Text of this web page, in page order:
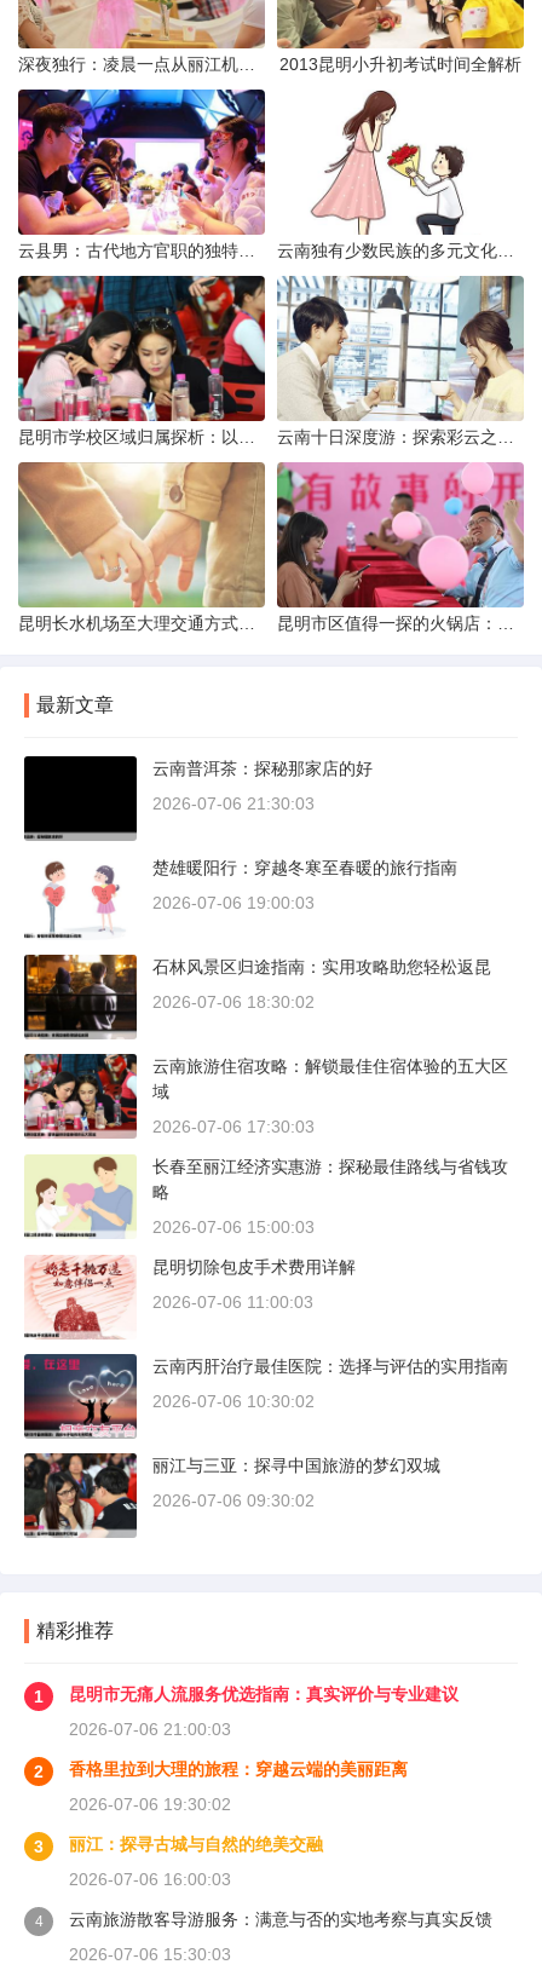
2013昆明小升初考试时间全解析
最新文章
云南普洱茶：探秘那家店的好
2026-07-06 21:30:03
楚雄暖阳行：穿越冬寒至春暖的旅行指南
2026-07-06 19:00:03
石林风景区归途指南：实用攻略助您轻松返昆
2026-07-06 18:30:02
云南旅游住宿攻略：解锁最佳住宿体验的五大区
域
2026-07-06 17:30:03
长春至丽江经济实惠游：探秘最佳路线与省钱攻
略
2026-07-06 15:00:03
昆明切除包皮手术费用详解
2026-07-06 11:00:03
云南丙肝治疗最佳医院：选择与评估的实用指南
2026-07-06 10:30:02
丽江与三亚：探寻中国旅游的梦幻双城
2026-07-06 09:30:02
精彩推荐
1
昆明市无痛人流服务优选指南：真实评价与专业建议
2026-07-06 21:00:03
2
香格里拉到大理的旅程：穿越云端的美丽距离
2026-07-06 19:30:02
3
丽江：探寻古城与自然的绝美交融
2026-07-06 16:00:03
4
云南旅游散客导游服务：满意与否的实地考察与真实反馈
2026-07-06 15:30:03